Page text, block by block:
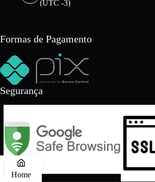
(UTC -3)
Formas de Pagamento
Segurança
Home